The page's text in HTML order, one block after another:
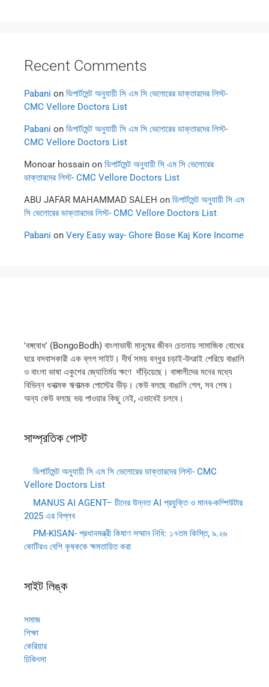
Recent Comments
Pabani on ডিপার্টমেন্ট অনুযায়ী সি এম সি ভেলোরের ডাক্তারদের লিস্ট-
CMC Vellore Doctors List
Pabani on ডিপার্টমেন্ট অনুযায়ী সি এম সি ভেলোরের ডাক্তারদের লিস্ট-
CMC Vellore Doctors List
Monoar hossain on ডিপার্টমেন্ট অনুযায়ী সি এম সি ভেলোরের
ডাক্তারদের লিস্ট- CMC Vellore Doctors List
ABU JAFAR MAHAMMAD SALEH on ডিপার্টমেন্ট অনুযায়ী সি এম
সি ভেলোরের ডাক্তারদের লিস্ট- CMC Vellore Doctors List
Pabani on Very Easy way- Ghore Bose Kaj Kore Income
'বঙ্গবোধ' (BongoBodh) বাংলাভাষী মানুষের জীবন চেতনায় সামাজিক বোধের
ঘরে বসবাসকারী এক ব্লগ সাইট। দীর্ঘ সময় বন্ধুর চড়াই-উৎরাই পেরিয়ে বাঙালি
ও বাংলা ভাষা একুশের জ্যোতির্ময় ক্ষণে দাঁড়িয়েছে। বাঙ্গালীদের মনের মধ্যে
বিভিন্ন ধনাত্মক ঋণাত্মক পোস্টের ভীড়। কেউ বলছে বাঙালি গেল, সব শেষ।
অন্য কেউ বলছে ভয় পাওয়ার কিছু নেই, এভাবেই চলবে।
সাম্প্রতিক পোস্ট
ডিপার্টমেন্ট অনুযায়ী সি এম সি ভেলোরের ডাক্তারদের লিস্ট- CMC
Vellore Doctors List
MANUS AI AGENT– চীনের উন্নত AI প্রযুক্তি ও মানব-কম্পিউটার
2025 এর বিপ্লব
PM-KISAN- প্রধানমন্ত্রী কিষাণ সম্মান নিধি: ১৭তম কিস্তি, ৯.২৬
কোটিরও বেশি কৃষককে ক্ষমতায়িত করা
সাইট লিঙ্ক
সমাজ
শিক্ষা
কেরিয়ার
চিকিৎসা